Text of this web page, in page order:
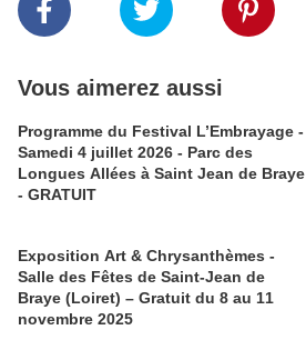
Vous aimerez aussi
Programme du Festival L’Embrayage -
Samedi 4 juillet 2026 - Parc des
Longues Allées à Saint Jean de Braye
- GRATUIT
Exposition Art & Chrysanthèmes -
Salle des Fêtes de Saint-Jean de
Braye (Loiret) – Gratuit du 8 au 11
novembre 2025